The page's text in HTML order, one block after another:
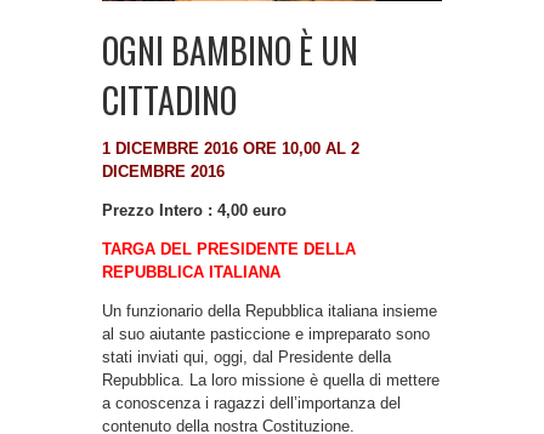
OGNI BAMBINO È UN
CITTADINO
1 DICEMBRE 2016 ORE 10,00 AL 2
DICEMBRE 2016
Prezzo Intero : 4,00 euro
TARGA DEL PRESIDENTE DELLA
REPUBBLICA ITALIANA
Un funzionario della Repubblica italiana insieme
al suo aiutante pasticcione e impreparato sono
stati inviati qui, oggi, dal Presidente della
Repubblica. La loro missione è quella di mettere
a conoscenza i ragazzi dell’importanza del
contenuto della nostra Costituzione.